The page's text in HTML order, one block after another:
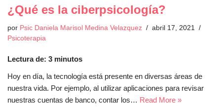
¿Qué es la ciberpsicología?
por Psic Daniela Marisol Medina Velazquez
abril 17, 2021
Psicoterapia
Lectura de: 3 minutos
Hoy en día, la tecnología está presente en diversas áreas de
nuestra vida. Por ejemplo, al utilizar aplicaciones para revisar
nuestras cuentas de banco, contar los… Read More »